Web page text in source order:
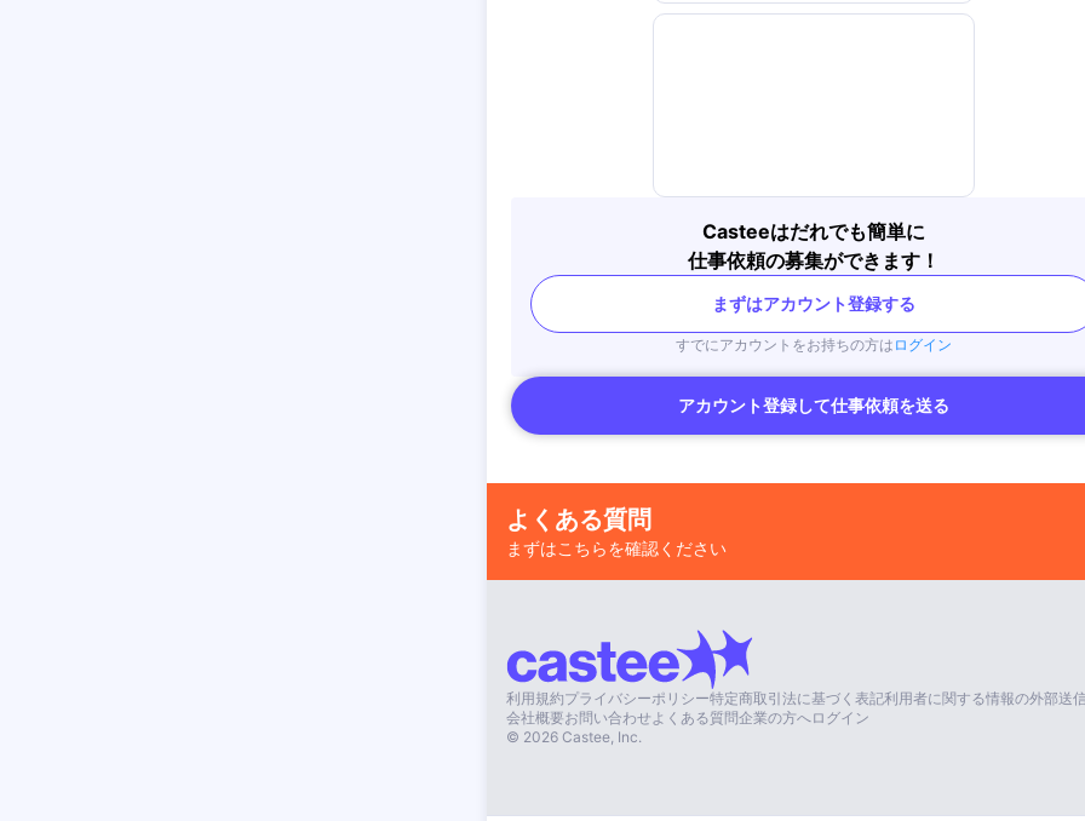
Casteeはだれでも簡単に
仕事依頼の募集ができます！
まずはアカウント登録する
すでにアカウントをお持ちの方は ログイン
アカウント登録して仕事依頼を送る
よくある質問
まずはこちらを確認ください
利用規約プライバシーポリシー特定商取引法に基づく表記利用者に関する情報の外部送
会社概要お問い合わせ よくある質問企業の方へログイン
© 2026 Castee, Inc.